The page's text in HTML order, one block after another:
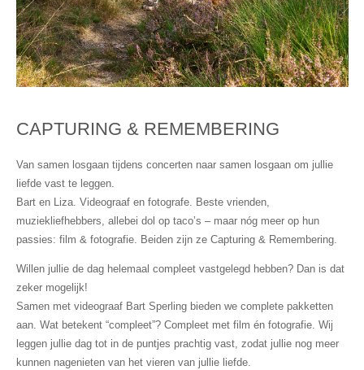
CAPTURING & REMEMBERING
Van samen losgaan tijdens concerten naar samen losgaan om jullie
liefde vast te leggen.
Bart en Liza. Videograaf en fotografe. Beste vrienden,
muziekliefhebbers, allebei dol op taco’s – maar nóg meer op hun
passies: film & fotografie. Beiden zijn ze Capturing & Remembering.
Willen jullie de dag helemaal compleet vastgelegd hebben? Dan is dat
zeker mogelijk!
Samen met videograaf Bart Sperling bieden we complete pakketten
aan. Wat betekent “compleet”? Compleet met film én fotografie. Wij
leggen jullie dag tot in de puntjes prachtig vast, zodat jullie nog meer
kunnen nagenieten van het vieren van jullie liefde.